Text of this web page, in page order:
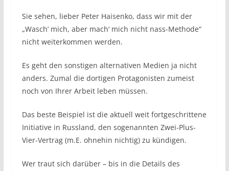
Sie sehen, lieber Peter Haisenko, dass wir mit der
„Wasch’ mich, aber mach‘ mich nicht nass-Methode“
nicht weiterkommen werden.
Es geht den sonstigen alternativen Medien ja nicht
anders. Zumal die dortigen Protagonisten zumeist
noch von Ihrer Arbeit leben müssen.
Das beste Beispiel ist die aktuell weit fortgeschrittene
Initiative in Russland, den sogenannten Zwei-Plus-
Vier-Vertrag (m.E. ohnehin nichtig) zu kündigen.
Wer traut sich darüber – bis in die Details des